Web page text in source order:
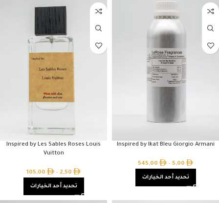
Inspired by Ikat Bleu Giorgio Armani
5,00
–
545,00
تحديد أحد الخيارات
Inspired by Les Sables Roses Louis
Vuitton
2,50
–
105,00
تحديد أحد الخيارات